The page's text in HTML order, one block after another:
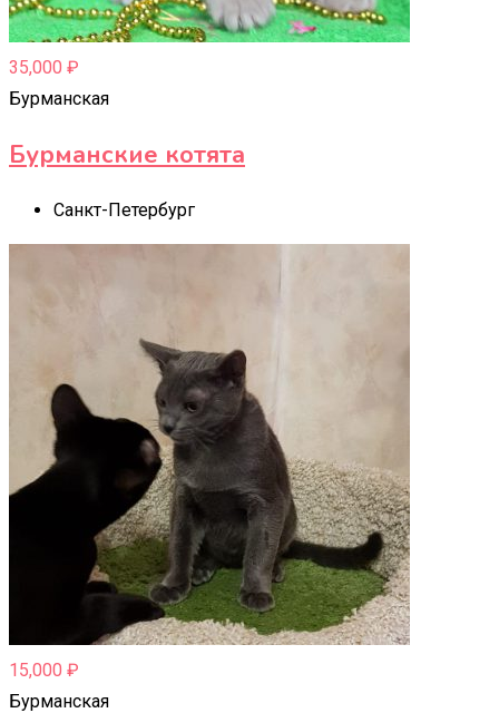
35,000 ₽
Бурманская
Бурманские котята
Санкт-Петербург
15,000 ₽
Бурманская